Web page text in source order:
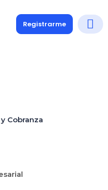
Registrarme
Cobranza